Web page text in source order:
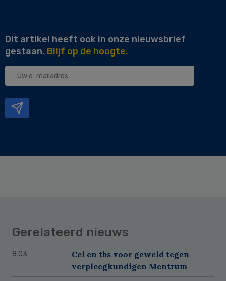
Dit artikel heeft ook in onze nieuwsbrief
gestaan. Blijf op de hoogte.
Uw
Gerelateerd nieuws
8:03
Cel en tbs voor geweld tegen
verpleegkundigen Mentrum